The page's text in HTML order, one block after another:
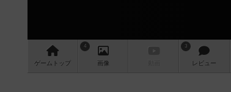
ゲーム トップ
4
画像
3
レビュー